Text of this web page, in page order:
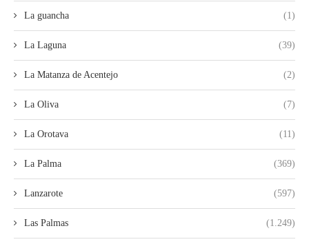
La guancha (1)
La Laguna (39)
La Matanza de Acentejo (2)
La Oliva (7)
La Orotava (11)
La Palma (369)
Lanzarote (597)
Las Palmas (1.249)